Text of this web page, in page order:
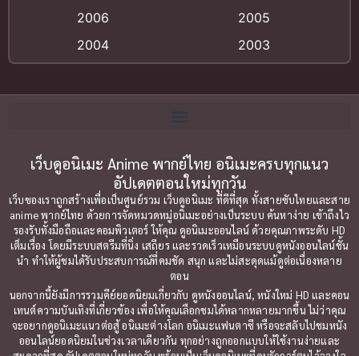
Big tits (นมใหญ่)
Bitch (ผู้หญิงร่าน)
Bondage (ทาส)(1)
Censored (เซ็นเซอร์)(19)
Comedy (ตลก)(79)
Comedy ตลก
Comic Book การ์ตูน(1)
Coming of Age ก้าวพ้นวัย (7)
2006
2005
2004
2003
2000
1999
1996
1990
1989
1988
1987
1985
1984
1983
1982
1981
1980
1979
1977
1972
เว็บดูอนิเมะ Anime พากย์ไทย อนิเมะครบทุกแนว
อัปเดตตอนใหม่ทุกวัน
เว็บของเราถูกสร้างเพื่อเป็นศูนย์รวม เว็บดูอนิเมะ ที่ดีที่สุด ทั้งสายซับไทยและสาย
anime พากย์ไทย ด้วยการจัดหมวดหมู่อนิเมะอย่างเป็นระบบ ค้นหาง่าย เข้าถึงไว
รองรับทั้งมือถือและคอมพิวเตอร์ ให้คุณ ดูอนิเมะออนไลน์ ด้วยคุณภาพระดับ HD
เต็มเรื่อง โดยมีระบบสตรีมที่นิ่ง เสถียร และรวดเร็วเหมือนระบบดูหนังออนไลน์ชั้น
นำ ทำให้ผู้ชมได้รับประสบการณ์ที่คมชัด สนุก และไม่สะดุดแม้ดูต่อเนื่องหลาย
ตอน
นอกจากนี้ยังมีการรวมคีย์ยอดนิยมเกี่ยวกับ ดูหนังออนไลน์, หนังใหม่ HD และคอน
เทนต์ความบันเทิงที่เกี่ยวข้อง เพื่อให้คุณเลือกชมได้หลากหลายมากขึ้น ไม่ว่าคุณ
จะอยากดูอนิเมะแนวต่อสู้ อนิเมะต่างโลก อนิเมะแฟนตาซี หรือจะสลับไปชมหนัง
ออนไลน์ยอดนิยมในช่วงเวลาเดียวกัน ทุกอย่างถูกออกแบบให้ใช้งานง่ายและ